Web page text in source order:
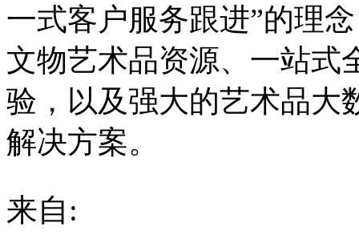
一式客户服务跟进”的理
文物艺术品资源、一站式
验，以及强大的艺术品大
解决方案。
来自: